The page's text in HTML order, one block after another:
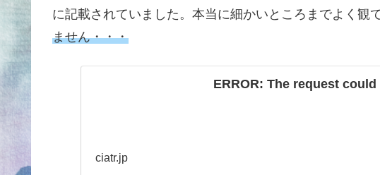
に記載されていました。本当に細かいところまでよく観
ません・・・
ERROR: The request
ciatr.jp